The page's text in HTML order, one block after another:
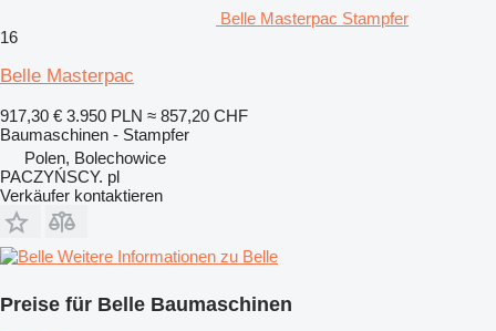
Belle Masterpac Stampfer
16
Belle Masterpac
917,30 € 3.950 PLN ≈ 857,20 CHF
Baumaschinen - Stampfer
Polen, Bolechowice
PACZYŃSCY. pl
Verkäufer kontaktieren
Weitere Informationen zu Belle
Preise für Belle Baumaschinen